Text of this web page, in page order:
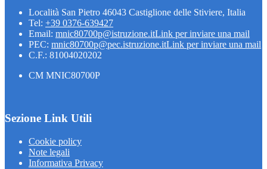
Località San Pietro 46043 Castiglione delle Stiviere, Italia
Tel: +39 0376-639427
Email: mnic80700p@istruzione.itLink per inviare una mail
PEC: mnic80700p@pec.istruzione.itLink per inviare una mail
C.F.: 81004020202
CM MNIC80700P
Sezione Link Utili
Cookie policy
Note legali
Informativa Privacy